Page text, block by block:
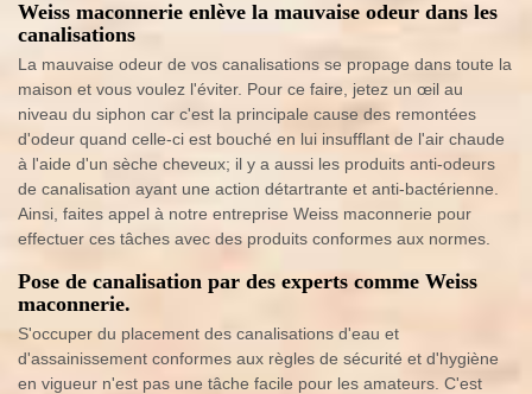
Weiss maconnerie enlève la mauvaise odeur dans les
canalisations
La mauvaise odeur de vos canalisations se propage dans toute la
maison et vous voulez l'éviter. Pour ce faire, jetez un œil au
niveau du siphon car c'est la principale cause des remontées
d'odeur quand celle-ci est bouché en lui insufflant de l'air chaude
à l'aide d'un sèche cheveux; il y a aussi les produits anti-odeurs
de canalisation ayant une action détartrante et anti-bactérienne.
Ainsi, faites appel à notre entreprise Weiss maconnerie pour
effectuer ces tâches avec des produits conformes aux normes.
Pose de canalisation par des experts comme Weiss
maconnerie.
S'occuper du placement des canalisations d'eau et
d'assainissement conformes aux règles de sécurité et d'hygiène
en vigueur n'est pas une tâche facile pour les amateurs. C'est